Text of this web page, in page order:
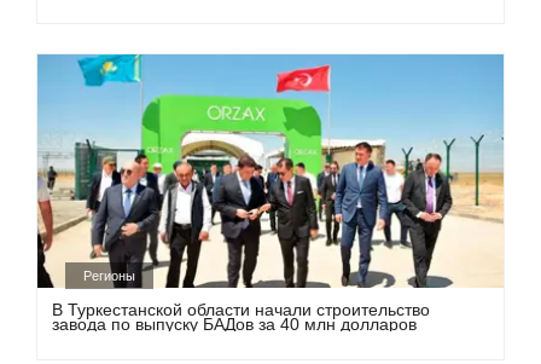
Регионы
В Туркестанской области начали строительство
завода по выпуску БАДов за 40 млн долларов